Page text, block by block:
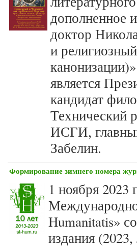
дополненное
доктор
и
является
кандидат
Технический
ИСГИ,
Забелин.
Формирование зимнего номера
1 ноября 2023
Humanitatis»
издания